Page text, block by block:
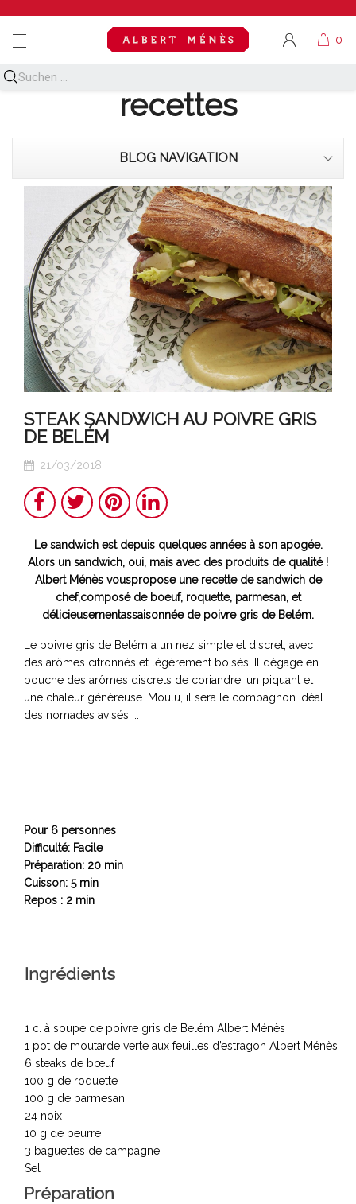
MENU
Découvrez toutes nos
recettes
BLOG NAVIGATION
STEAK SANDWICH AU POIVRE GRIS
DE BELÉM
21/03/2018
Le sandwich est depuis quelques années à son apogée.
Alors un sandwich, oui, mais avec des produits de qualité !
Albert Ménès vouspropose une recette de sandwich de
chef,composé de boeuf, roquette, parmesan, et
délicieusementassaisonnée de poivre gris de Belém.
Le poivre gris de Belém a un nez simple et discret, avec
des arômes citronnés et légèrement boisés. Il dégage en
bouche des arômes discrets de coriandre, un piquant et
une chaleur généreuse. Moulu, il sera le compagnon idéal
des nomades avisés ...
Pour 6 personnes
Difficulté: Facile
Préparation: 20 min
Cuisson: 5 min
Repos : 2 min
Ingrédients
1 c. à soupe de poivre gris de Belém Albert Ménès
1 pot de moutarde verte aux feuilles d’estragon Albert Ménès
6 steaks de bœuf
100 g de roquette
100 g de parmesan
24 noix
10 g de beurre
3 baguettes de campagne
Sel
Préparation